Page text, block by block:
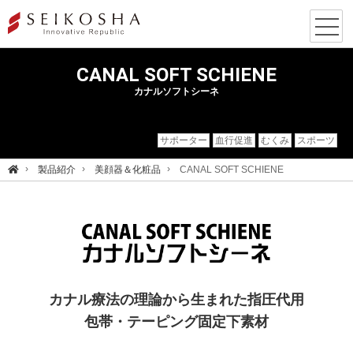
CANAL SOFT SCHIENE
カナルソフトシーネ
サポーター 血行促進 むくみ スポーツ
製品紹介 美顔器＆化粧品 CANAL SOFT SCHIENE
カナル療法の理論から生まれた指圧代用
包帯・テーピング固定下素材